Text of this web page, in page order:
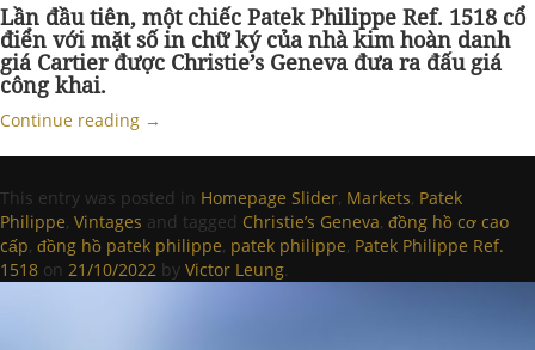
Lần đầu tiên, một chiếc Patek Philippe Ref. 1518 cổ
điển với mặt số in chữ ký của nhà kim hoàn danh
giá Cartier được Christie’s Geneva đưa ra đấu giá
công khai.
Continue reading →
This entry was posted in Homepage Slider, Markets, Patek
Philippe, Vintages and tagged Christie’s Geneva, đồng hồ cơ cao
cấp, đồng hồ patek philippe, patek philippe, Patek Philippe Ref.
1518 on 21/10/2022 by Victor Leung.